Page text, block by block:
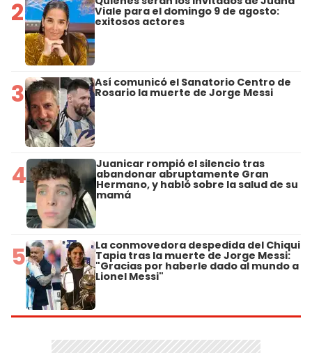
2 Viale para el domingo 9 de agosto:
exitosos actores
3 Así comunicó el Sanatorio Centro de
Rosario la muerte de Jorge Messi
4 Juanicar rompió el silencio tras
abandonar abruptamente Gran
Hermano, y habló sobre la salud de su
mamá
5 La conmovedora despedida del Chiqui
Tapia tras la muerte de Jorge Messi:
"Gracias por haberle dado al mundo a
Lionel Messi"